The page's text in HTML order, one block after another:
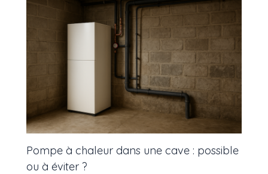
Pompe à chaleur dans une cave : possible
ou à éviter ?